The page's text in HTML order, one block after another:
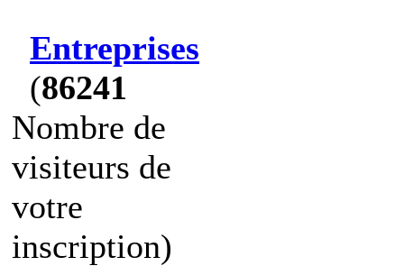
Entreprises
(86241
Nombre de
visiteurs de
votre
inscription)